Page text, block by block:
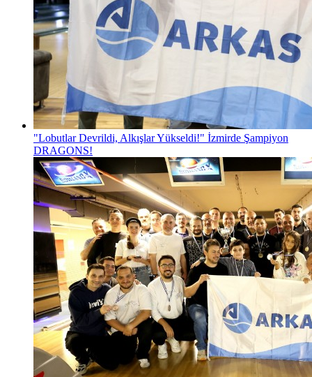
"Lobutlar Devrildi, Alkışlar Yükseldi!" İzmirde Şampiyon
DRAGONS!